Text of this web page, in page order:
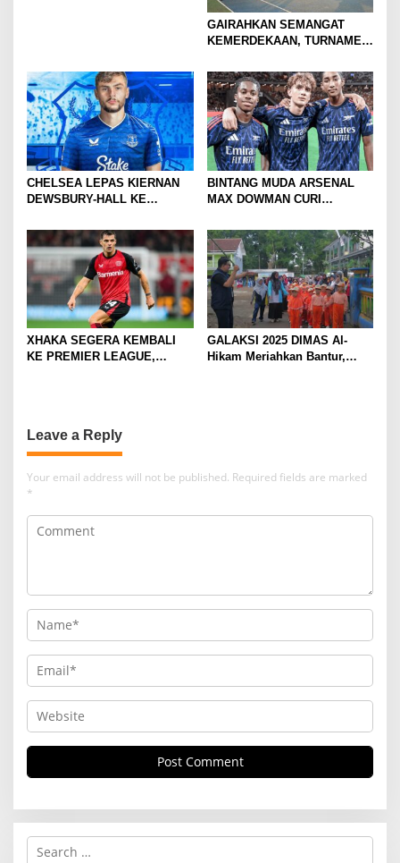
GAIRAHKAN SEMANGAT
KEMERDEKAAN, TURNAMEN
MOJOKERTO RAYA RESMI
BERGULIR
CHELSEA LEPAS KIERNAN
DEWSBURY-HALL KE
SANG GELANDANG DIMULAI
BINTANG MUDA ARSENAL
MAX DOWMAN CURI
PRAMUSIM ASIA
XHAKA SEGERA KEMBALI
KE PREMIER LEAGUE,
GALAKSI 2025 DIMAS Al-
Hikam Meriahkan Bantur,
Leave a Reply
Your email address will not be published. Required fields are marked
*
S